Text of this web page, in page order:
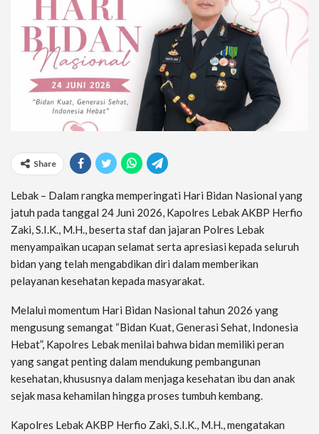
Share
Lebak – Dalam rangka memperingati Hari Bidan Nasional yang
jatuh pada tanggal 24 Juni 2026, Kapolres Lebak AKBP Herfio
Zaki, S.I.K., M.H., beserta staf dan jajaran Polres Lebak
menyampaikan ucapan selamat serta apresiasi kepada seluruh
bidan yang telah mengabdikan diri dalam memberikan
pelayanan kesehatan kepada masyarakat.
Melalui momentum Hari Bidan Nasional tahun 2026 yang
mengusung semangat “Bidan Kuat, Generasi Sehat, Indonesia
Hebat”, Kapolres Lebak menilai bahwa bidan memiliki peran
yang sangat penting dalam mendukung pembangunan
kesehatan, khususnya dalam menjaga kesehatan ibu dan anak
sejak masa kehamilan hingga proses tumbuh kembang.
Kapolres Lebak AKBP Herfio Zaki, S.I.K., M.H., mengatakan